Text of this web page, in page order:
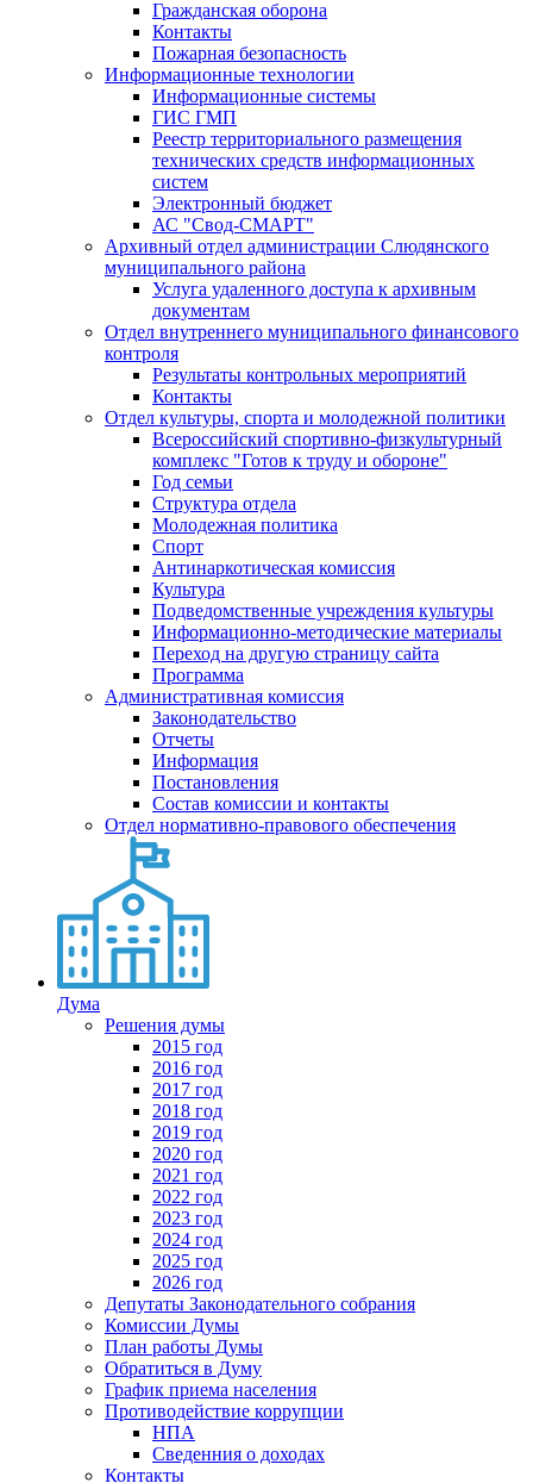
Гражданская оборона
Контакты
Пожарная безопасность
Информационные технологии
Информационные системы
ГИС ГМП
Реестр территориального размещения
технических средств информационных
систем
Электронный бюджет
АС "Свод-СМАРТ"
Архивный отдел администрации Слюдянского
муниципального района
Услуга удаленного доступа к архивным
документам
Отдел внутреннего муниципального финансового
контроля
Результаты контрольных мероприятий
Контакты
Отдел культуры, спорта и молодежной политики
Всероссийский спортивно-физкультурный
комплекс "Готов к труду и обороне"
Год семьи
Структура отдела
Молодежная политика
Спорт
Антинаркотическая комиссия
Культура
Подведомственные учреждения культуры
Информационно-методические материалы
Переход на другую страницу сайта
Программа
Административная комиссия
Законодательство
Отчеты
Информация
Постановления
Состав комиссии и контакты
Отдел нормативно-правового обеспечения
Дума
Решения думы
2015 год
2016 год
2017 год
2018 год
2019 год
2020 год
2021 год
2022 год
2023 год
2024 год
2025 год
2026 год
Депутаты Законодательного собрания
Комиссии Думы
План работы Думы
Обратиться в Думу
График приема населения
Противодействие коррупции
НПА
Сведенния о доходах
Контакты